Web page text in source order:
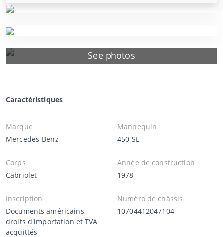
See photos
Caractéristiques
Marque
Mercedes-Benz
Mannequin
450 SL
Corps
Cabriolet
Année de construction
1978
Inscription
Documents américains,
droits d'importation et TVA
acquittés
Numéro de châssis
10704412047104